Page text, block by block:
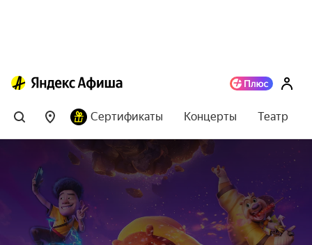
Сертификаты Концерты Театр